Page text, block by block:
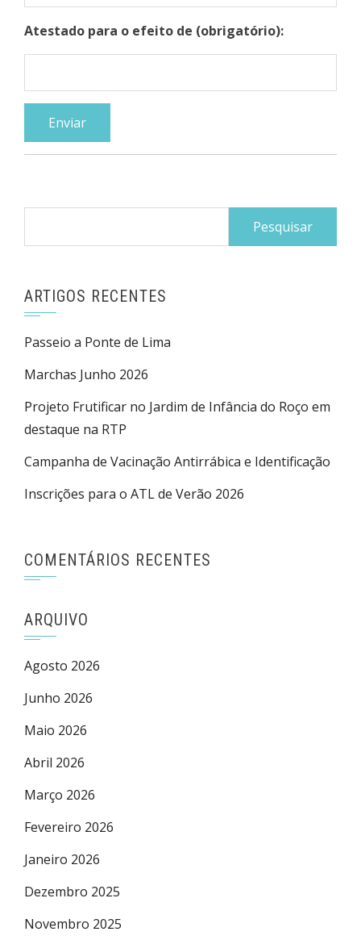
Atestado para o efeito de (obrigatório):
ARTIGOS RECENTES
Passeio a Ponte de Lima
Marchas Junho 2026
Projeto Frutificar no Jardim de Infância do Roço em
destaque na RTP
Campanha de Vacinação Antirrábica e Identificação
Inscrições para o ATL de Verão 2026
COMENTÁRIOS RECENTES
ARQUIVO
Agosto 2026
Junho 2026
Maio 2026
Abril 2026
Março 2026
Fevereiro 2026
Janeiro 2026
Dezembro 2025
Novembro 2025